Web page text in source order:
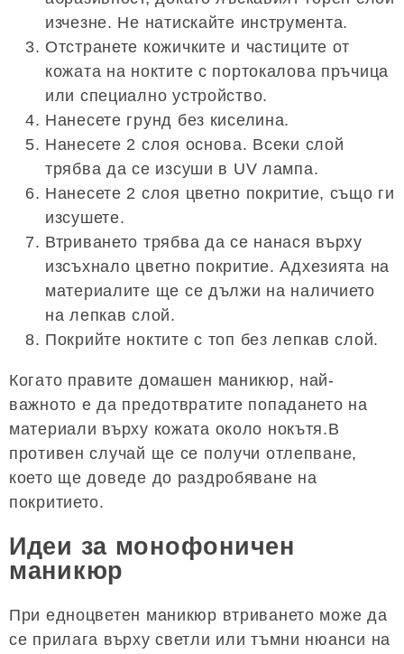
изчезне. Не натискайте инструмента.
Отстранете кожичките и частиците от
кожата на ноктите с портокалова пръчица
или специално устройство.
Нанесете грунд без киселина.
Нанесете 2 слоя основа. Всеки слой
трябва да се изсуши в UV лампа.
Нанесете 2 слоя цветно покритие, също ги
изсушете.
Втриването трябва да се нанася върху
изсъхнало цветно покритие. Адхезията на
материалите ще се дължи на наличието
на лепкав слой.
Покрийте ноктите с топ без лепкав слой.
Когато правите домашен маникюр, най-
важното е да предотвратите попадането на
материали върху кожата около нокътя.В
противен случай ще се получи отлепване,
което ще доведе до раздробяване на
покритието.
Идеи за монофоничен
маникюр
При едноцветен маникюр втриването може да
се прилага върху светли или тъмни нюанси на